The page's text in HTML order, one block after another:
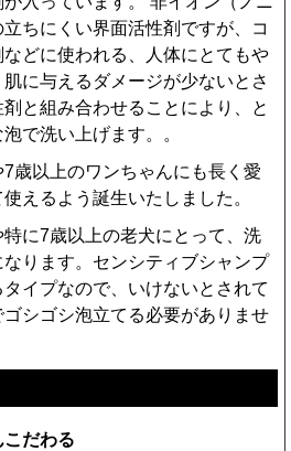
ちにくい界面活性剤ですが、コ
どに使われる、人体にとてもや
に与えるダメージが少ないとさ
と組み合わせることにより、と
で洗い上げます。。
歳以上のワンちゃんにも長く愛
えるよう誕生いたしました。
に7歳以上の老犬にとって、洗
ります。センシティブシャンプ
イプなので、いけないとされて
シゴシ泡立てる必要がありませ
だわる